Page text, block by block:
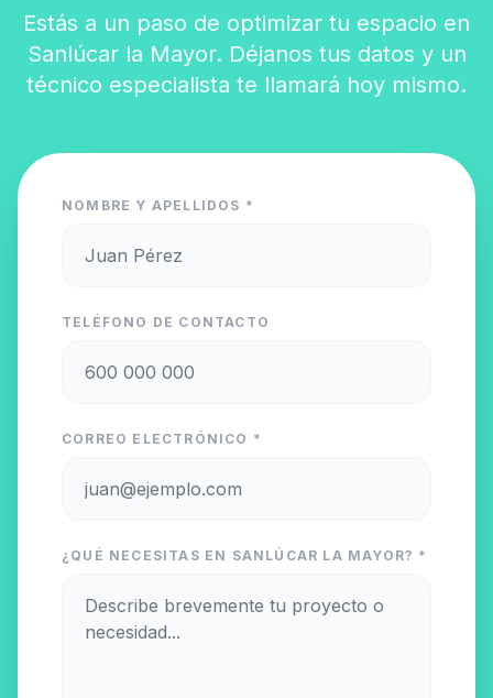
Estás a un paso de optimizar tu espacio en
Sanlúcar la Mayor. Déjanos tus datos y un
técnico especialista te llamará hoy mismo.
NOMBRE Y APELLIDOS *
TELÉFONO DE CONTACTO
CORREO ELECTRÓNICO *
¿QUÉ NECESITAS EN SANLÚCAR LA MAYOR? *